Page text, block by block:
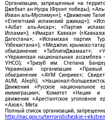
Организации, запрещенные на
Джебхат ан-Нусра (Фронт победы);
Ихван аль-Муслимун»); «Движение
«Египетский исламский джихад»);
«Асбат аль-Ансар»; «Партия
Ислами»); «Имарат Кавказ»
Дагестана»; «Исламская партия
Узбекистана»); «Меджлис крымско-
объединение «ТаблигиДжамаат»;
«Украинская национальная
УНСО); «Тризуб им. Степана
Украинская организация
объединение «АУМ Синрике»;
AUM, Aleph); «Национал-
Движения «Русское национальное
иммиграции»; Комитет «Нация и
движение «Арестантское уголовное
«Азов»; Meta
Полный список организаций,
http://nac.gov.ru/terroristicheskie-i-